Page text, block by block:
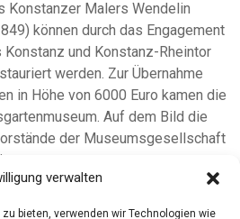
verwalten
bieten, verwenden wir Technologien wie
Konstanzer Malers Wendelin
können durch das Engagement
und Konstanz-Rheintor
werden. Zur Übernahme
in Höhe von 6000 Euro kamen die
Auf dem Bild die
der Museumsgesellschaft